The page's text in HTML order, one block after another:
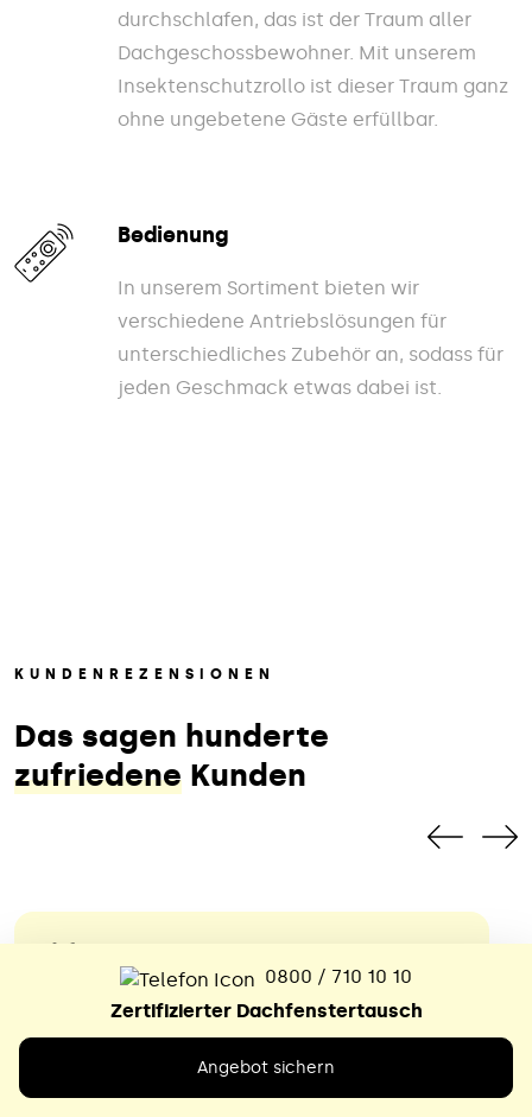
durchschlafen, das ist der Traum aller
Dachgeschossbewohner. Mit unserem
Insektenschutzrollo ist dieser Traum ganz
ohne ungebetene Gäste erfüllbar.
Bedienung
In unserem Sortiment bieten wir
verschiedene Antriebslösungen für
unterschiedliches Zubehör an, sodass für
jeden Geschmack etwas dabei ist.
KUNDENREZENSIONEN
Das sagen hunderte
zufriedene Kunden
Das war ein echter Glücksfall
Nach dem völlig überzogenen
Kostenvoranschlag eines örtlichen
0800 / 710 10 10
Zertifizierter Dachfenstertausch
Angebot sichern